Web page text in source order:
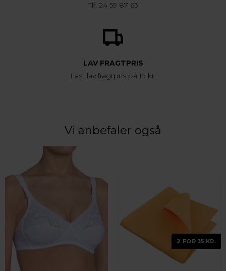
Tlf. 24 59 87 63
LAV FRAGTPRIS
Fast lav fragtpris på 19 kr.
Vi anbefaler også
2 FOR 35 KR.